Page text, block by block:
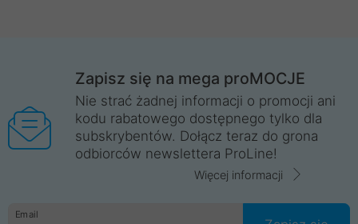
Zapisz się na mega proMOCJE
Nie strać żadnej informacji o promocji ani
kodu rabatowego dostępnego tylko dla
subskrybentów. Dołącz teraz do grona
odbiorców newslettera ProLine!
Więcej informacji
Email